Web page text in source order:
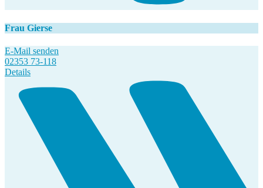
Frau Gierse
E-Mail senden
02353 73-118
Details